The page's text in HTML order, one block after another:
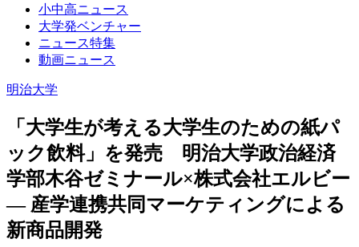
小中高ニュース
大学発ベンチャー
ニュース特集
動画ニュース
明治大学
「大学生が考える大学生のための紙パ
ック飲料」を発売 明治大学政治経済
学部木谷ゼミナール×株式会社エルビー
— 産学連携共同マーケティングによる
新商品開発